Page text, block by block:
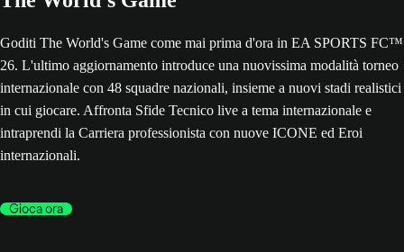
Goditi The World's Game come mai prima d'ora in EA SPORTS FC™
26. L'ultimo aggiornamento introduce una nuovissima modalità torneo
internazionale con 48 squadre nazionali, insieme a nuovi stadi realistici
in cui giocare. Affronta Sfide Tecnico live a tema internazionale e
intraprendi la Carriera professionista con nuove ICONE ed Eroi
internazionali.
Gioca ora